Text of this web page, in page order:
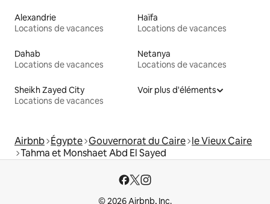
Alexandrie
Locations de vacances
Haïfa
Locations de vacances
Dahab
Locations de vacances
Netanya
Locations de vacances
Sheikh Zayed City
Locations de vacances
Voir plus d'éléments
Airbnb Égypte Gouvernorat du Caire le Vieux Caire
Tahma et Monshaet Abd El Sayed
© 2026 Airbnb, Inc.